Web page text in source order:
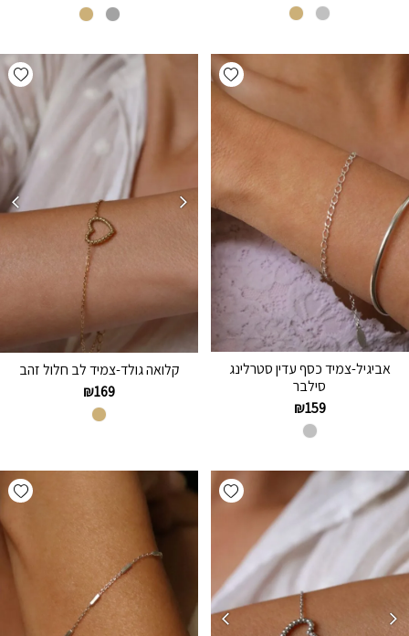
Add wishlist
אביגיל-צמיד כסף עדין סטרלינג
סילבר
₪159
קלואה גולד-צמיד לב חלול זהב
₪169
Add wishlist